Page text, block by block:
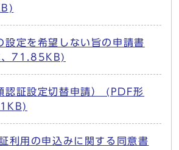
設定を希望しない旨の申請書
、71.85KB)
認証設定切替申請） (PDF形
利用の申込みに関する同意書